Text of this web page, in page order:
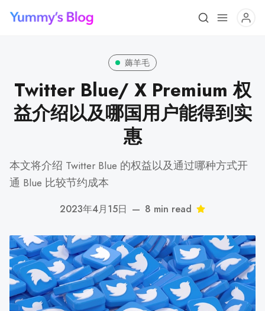
薅羊毛
Twitter Blue/ X Premium 权
益介绍以及哪国用户能得到实
惠
本文将介绍 Twitter Blue 的权益以及通过哪种方式开
通 Blue 比较节约成本
2023年4月15日 — 8 min read